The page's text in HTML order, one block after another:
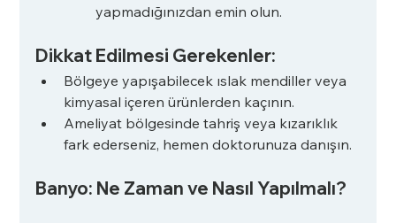
yapmadığınızdan emin olun.
Dikkat Edilmesi Gerekenler:
Bölgeye yapışabilecek ıslak mendiller veya
kimyasal içeren ürünlerden kaçının.
Ameliyat bölgesinde tahriş veya kızarıklık
fark ederseniz, hemen doktorunuza danışın.
Banyo: Ne Zaman ve Nasıl Yapılmalı?